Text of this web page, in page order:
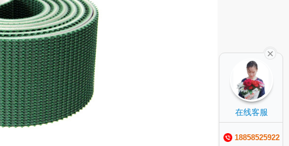
在线客服
18858525922